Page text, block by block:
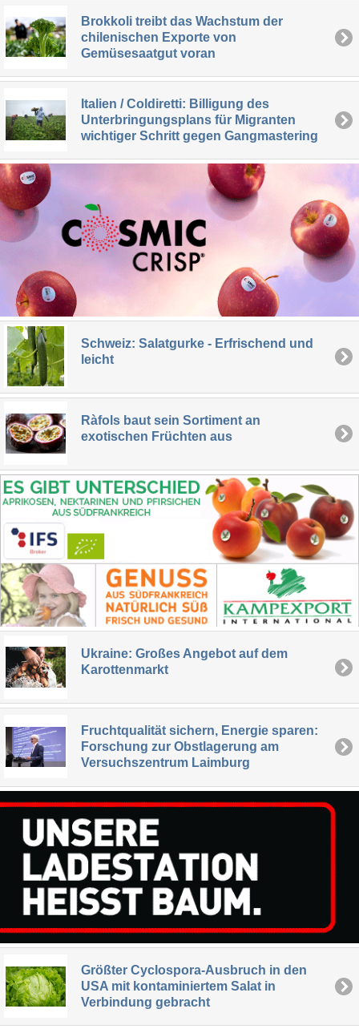
Brokkoli treibt das Wachstum der
chilenischen Exporte von
Gemüsesaatgut voran
Italien / Coldiretti: Billigung des
Unterbringungsplans für Migranten
wichtiger Schritt gegen Gangmastering
Schweiz: Salatgurke - Erfrischend und
leicht
Ràfols baut sein Sortiment an
exotischen Früchten aus
Ukraine: Großes Angebot auf dem
Karottenmarkt
Fruchtqualität sichern, Energie sparen:
Forschung zur Obstlagerung am
Versuchszentrum Laimburg
Größter Cyclospora-Ausbruch in den
USA mit kontaminiertem Salat in
Verbindung gebracht